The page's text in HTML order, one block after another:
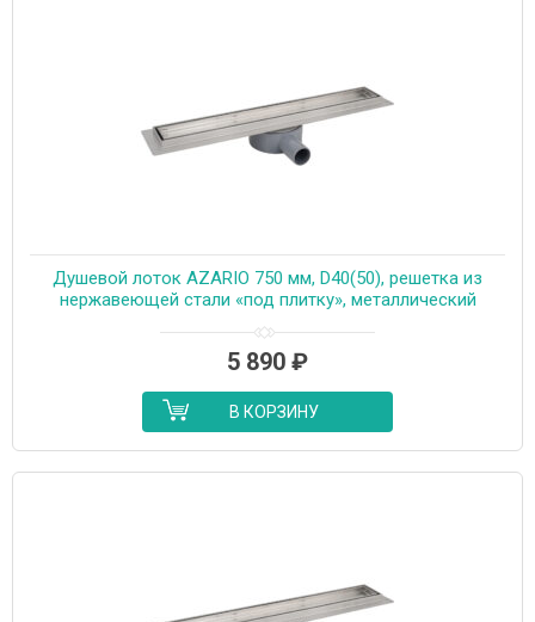
Душевой лоток AZARIO 750 мм, D40(50), решетка из
нержавеющей стали «под плитку», металлический
(AZT3TILE750)
5 890 ₽
В КОРЗИНУ